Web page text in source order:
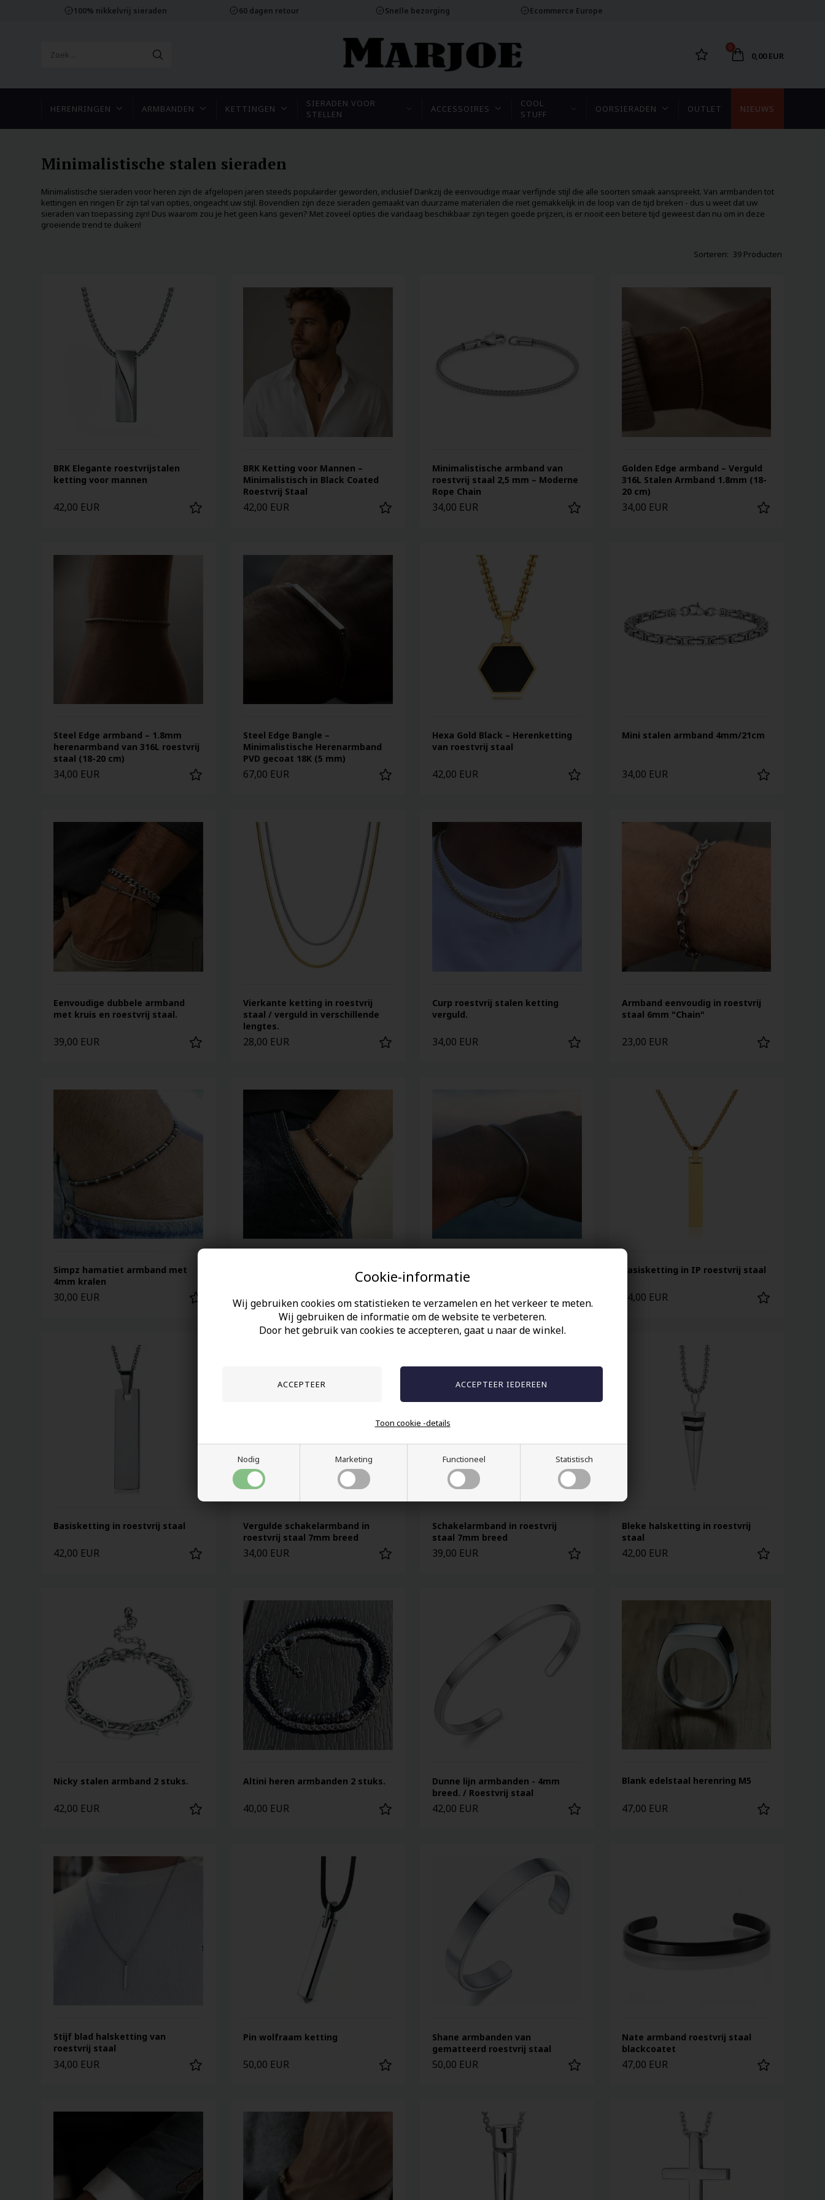
Cookie-informatie
Wij gebruiken cookies om statistieken te verzamelen en het verkeer te meten.
Wij gebruiken de informatie om de website te verbeteren.
Door het gebruik van cookies te accepteren, gaat u naar de winkel.
Nodig Marketing Functioneel Statistisch
Toon cookie -details
100% nikkelvrij sieraden 60 dagen retour Snelle bezorging Ecommerce Europe
0
0,00 EUR
HERENRINGEN ARMBANDEN KETTINGEN
SIERADEN VOOR
STELLEN
ACCESSOIRES
COOL
STUFF
OORSIERADEN OUTLET NIEUWS
Minimalistische stalen sieraden
Minimalistische sieraden voor heren zijn de afgelopen jaren steeds populairder geworden, inclusief Dankzij de eenvoudige maar verfijnde stijl die alle soorten smaak aanspreekt. Van armbanden tot
kettingen en ringen Er zijn tal van opties, ongeacht uw stijl. Bovendien zijn deze sieraden gemaakt van duurzame materialen die niet gemakkelijk in de loop van de tijd breken - dus u weet dat uw
sieraden van toepassing zijn! Dus waarom zou je het geen kans geven? Met zoveel opties die vandaag beschikbaar zijn tegen goede prijzen, is er nooit een betere tijd geweest dan nu om in deze
groeiende trend te duiken!
39 Producten
BRK Elegante roestvrijstalen
ketting voor mannen
42,00 EUR
BRK Ketting voor Mannen –
Minimalistisch in Black Coated
Roestvrij Staal
42,00 EUR
Minimalistische armband van
roestvrij staal 2,5 mm – Moderne
Rope Chain
34,00 EUR
Golden Edge armband – Verguld
316L Stalen Armband 1.8mm (18-
20 cm)
34,00 EUR
Steel Edge armband – 1.8mm
herenarmband van 316L roestvrij
staal (18-20 cm)
34,00 EUR
Steel Edge Bangle –
Minimalistische Herenarmband
PVD gecoat 18K (5 mm)
67,00 EUR
Hexa Gold Black – Herenketting
van roestvrij staal
42,00 EUR
Mini stalen armband 4mm/21cm
34,00 EUR
Eenvoudige dubbele armband
met kruis en roestvrij staal.
39,00 EUR
Vierkante ketting in roestvrij
staal / verguld in verschillende
lengtes.
28,00 EUR
Curp roestvrij stalen ketting
verguld.
34,00 EUR
Armband eenvoudig in roestvrij
staal 6mm "Chain"
23,00 EUR
Simpz hamatiet armband met
4mm kralen
30,00 EUR
Gouden hamatiet armband met
30,00 EUR
MalX titanium armband 2mm
30,00 EUR
Basisketting in IP roestvrij staal
44,00 EUR
Basisketting in roestvrij staal
42,00 EUR
Vergulde schakelarmband in
roestvrij staal 7mm breed
34,00 EUR
Schakelarmband in roestvrij
staal 7mm breed
39,00 EUR
Bleke halsketting in roestvrij
staal
42,00 EUR
Nicky stalen armband 2 stuks.
42,00 EUR
Altini heren armbanden 2 stuks.
40,00 EUR
Dunne lijn armbanden - 4mm
breed. / Roestvrij staal
42,00 EUR
Blank edelstaal herenring M5
47,00 EUR
Stijf blad halsketting van
roestvrij staal
34,00 EUR
Pin wolfraam ketting
50,00 EUR
Shane armbanden van
gematteerd roestvrij staal
50,00 EUR
Nate armband roestvrij staal
blackcoatet
47,00 EUR